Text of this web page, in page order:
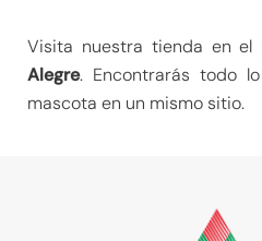
Visita nuestra tienda en el
Alegre. Encontrarás todo
mascota en un mismo sitio.